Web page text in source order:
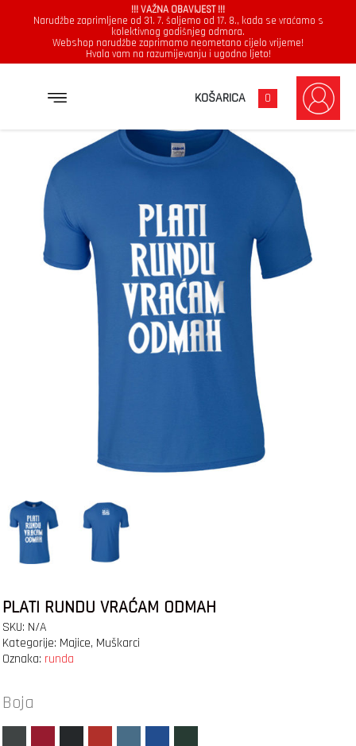
!!! VAŽNA OBAVIJEST !!!
Narudžbe zaprimljene od 31. 7. šaljemo od 17. 8., kada se vraćamo s
kolektivnog godišnjeg odmora.
Webshop narudžbe zaprimamo neometano cijelo vrijeme!
Hvala vam na razumijevanju i ugodno ljeto!
KOŠARICA 0
PLATI RUNDU VRAĆAM ODMAH
PLATI RUNDU VRAĆAM ODMAH
SKU: N/A
Kategorije: Majice, Muškarci
Oznaka: runda
Boja